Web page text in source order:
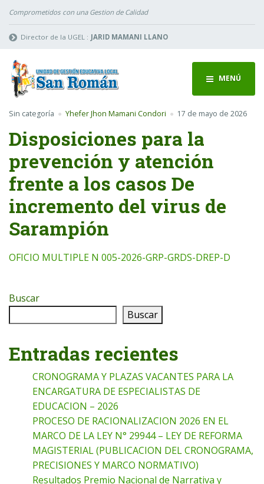
Comprometidos con una Gestion de Calidad
Director de la UGEL : JARID MAMANI LLANO
MENÚ
Sin categoría Yhefer Jhon Mamani Condori 17 de mayo de 2026
Disposiciones para la
prevención y atención
frente a los casos De
incremento del virus de
Sarampión
OFICIO MULTIPLE N 005-2026-GRP-GRDS-DREP-D
Buscar
Buscar
Entradas recientes
CRONOGRAMA Y PLAZAS VACANTES PARA LA
ENCARGATURA DE ESPECIALISTAS DE
EDUCACION – 2026
PROCESO DE RACIONALIZACION 2026 EN EL
MARCO DE LA LEY N° 29944 – LEY DE REFORMA
MAGISTERIAL (PUBLICACION DEL CRONOGRAMA,
PRECISIONES Y MARCO NORMATIVO)
Resultados Premio Nacional de Narrativa y